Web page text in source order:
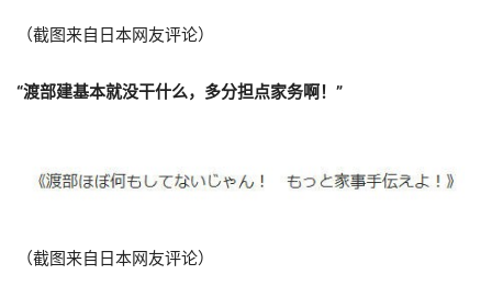
（截图来自日本网友评论）
“渡部建基本就没干什么，多分担点家务啊！”
（截图来自日本网友评论）